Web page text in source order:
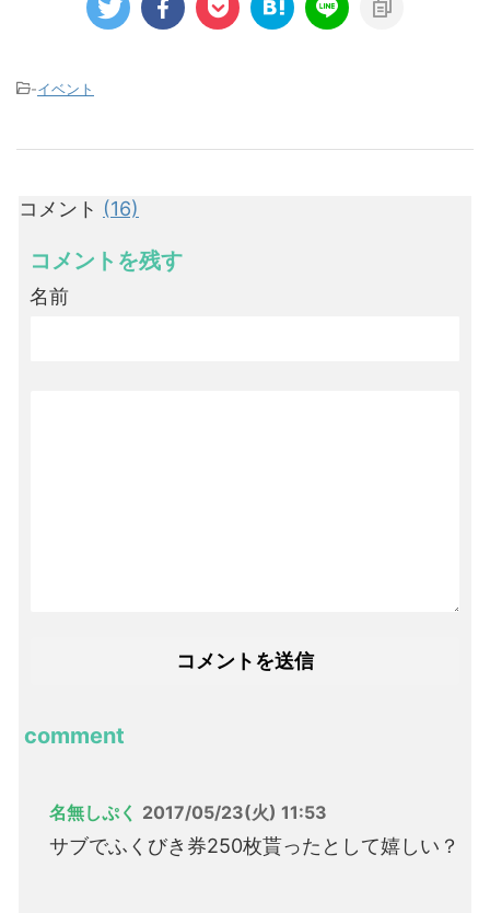
-イベント
コメント (16)
コメントを残す
名前
comment
名無しぷく 2017/05/23(火) 11:53
サブでふくびき券250枚貰ったとして嬉しい？